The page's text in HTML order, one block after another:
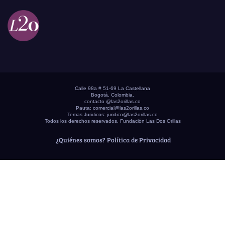
Calle 98a # 51-69 La Castellana
Bogotá, Colombia.
contacto @las2orillas.co
Pauta: comercial@las2orillas.co
Temas Juridicos: juridico@las2orillas.co
Todos los derechos reservados. Fundación Las Dos Orillas
¿Quiénes somos? Política de Privacidad